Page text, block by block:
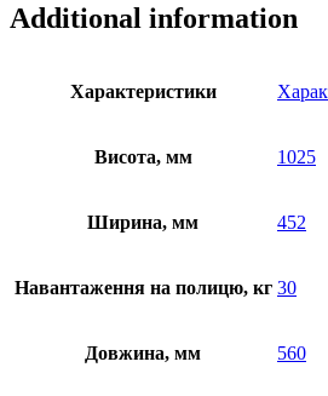
Additional information
Характеристики
Висота, мм 1025
Ширина, мм 452
Навантаження на полицю, кг 30
Довжина, мм 560